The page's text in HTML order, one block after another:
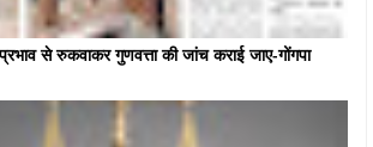
प्रभाव से रुकवाकर गुणवत्ता की जांच कराई जाए-गोंगपा